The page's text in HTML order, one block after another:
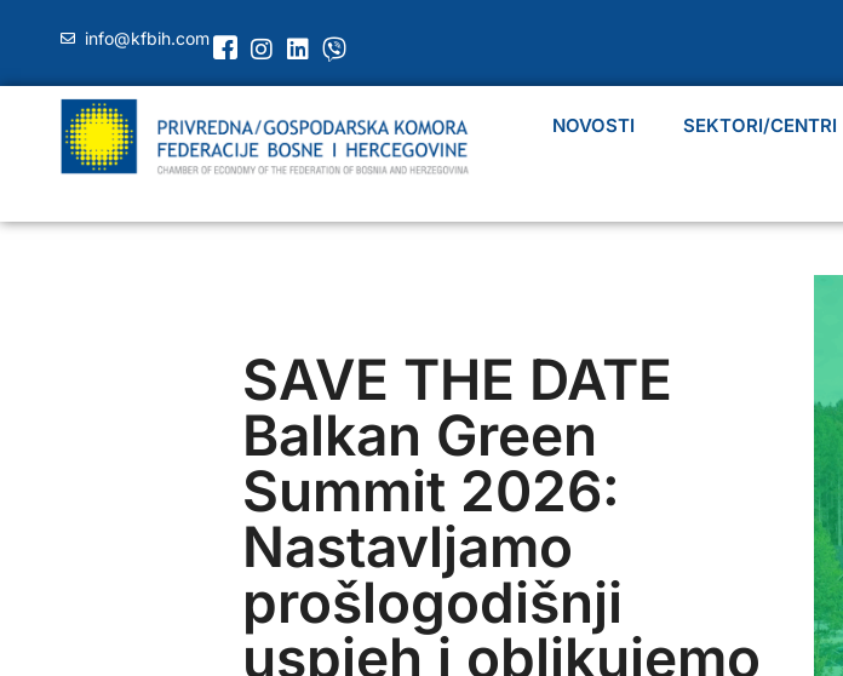
info@kfbih.com
NOVOSTI SEKTORI/CENTRI
SAVE THE DATE
Balkan Green
Summit 2026:
Nastavljamo
prošlogodišnji
uspjeh i oblikujemo